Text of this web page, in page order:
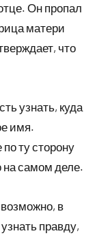
Он пропал
матери
что
узнать, куда
имя.
ту сторону
на самом деле.
в
правду,